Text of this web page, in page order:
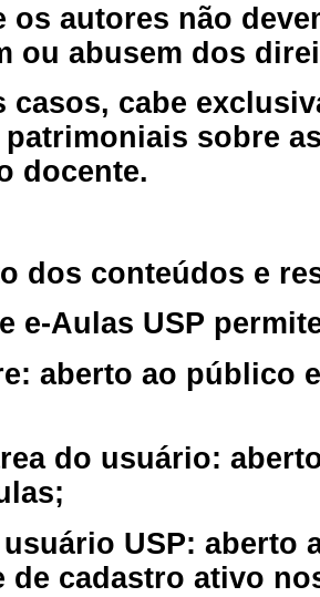
os autores não
ou abusem dos
casos, cabe
sobre
docente.
dos conteúdos e
e-Aulas USP
aberto ao público
do usuário:
USP: aberto
de cadastro ativo